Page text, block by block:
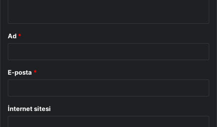
Ad *
E-posta *
İnternet sitesi